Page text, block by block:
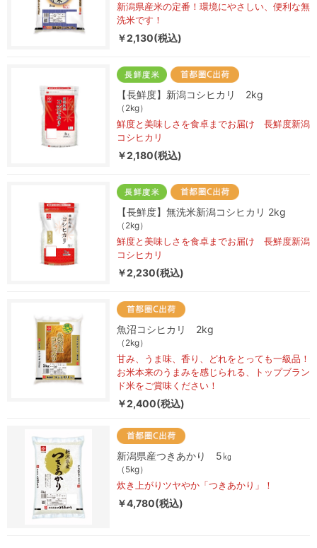
新潟県産米の定番！環境にやさしい、便利な無
洗米です！
￥2,130(税込)
【長鮮度】新潟コシヒカリ 2kg
（2kg）
鮮度と美味しさを食卓までお届け 長鮮度新潟
コシヒカリ
￥2,180(税込)
【長鮮度】無洗米新潟コシヒカリ 2kg
（2kg）
鮮度と美味しさを食卓までお届け 長鮮度新潟
コシヒカリ
￥2,230(税込)
魚沼コシヒカリ 2kg
（2kg）
甘み、うま味、香り、どれをとっても一級品！
お米本来のうまみを感じられる、トップブラン
ド米をご賞味ください！
￥2,400(税込)
新潟県産つきあかり 5㎏
（5kg）
炊き上がりツヤやか「つきあかり」！
￥4,780(税込)